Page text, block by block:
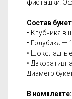
фисташки.
Состав
• Клубника в
• Голубика —
•
•
Диаметр
В комплекте: